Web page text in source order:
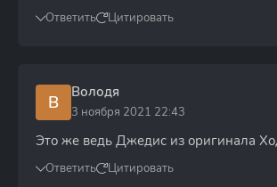
Ответить Цитировать
В Володя
3 ноября 2021 22:43
Это же ведь Джедис из оригинала
Ответить Цитировать